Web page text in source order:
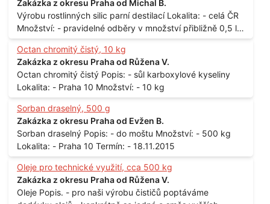
Zakázka z okresu Praha od Michal B.
Výrobu rostlinných silic parní destilací Lokalita: - celá ČR
Množství: - pravidelné odběry v množství přibližně 0,5 l
až 1 l
Octan chromitý čistý, 10 kg
Zakázka z okresu Praha od Růžena V.
Octan chromitý čistý Popis: - sůl karboxylové kyseliny
Lokalita: - Praha 10 Množství: - 10 kg
Sorban draselný, 500 g
Zakázka z okresu Praha od Evžen B.
Sorban draselný Popis: - do moštu Množství: - 500 kg
Lokalita: - Praha 10 Termín: - 18.11.2015
Oleje pro technické využití, cca 500 kg
Zakázka z okresu Praha od Růžena V.
Oleje Popis. - pro naši výrobu čističů poptáváme